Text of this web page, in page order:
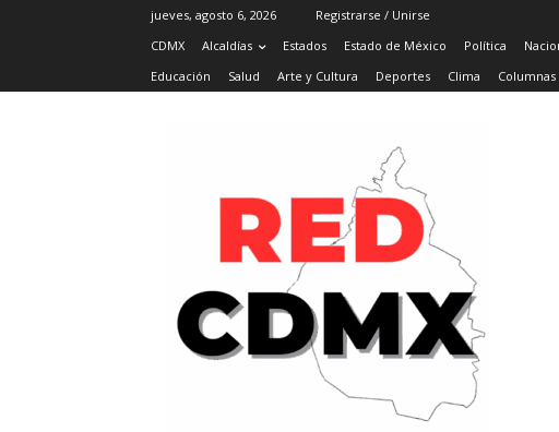
jueves, agosto 6, 2026
Registrarse / Unirse
CDMX
Alcaldías Estados Estado de México Política
Educación
Salud Arte y Cultura Deportes Clima Columnas